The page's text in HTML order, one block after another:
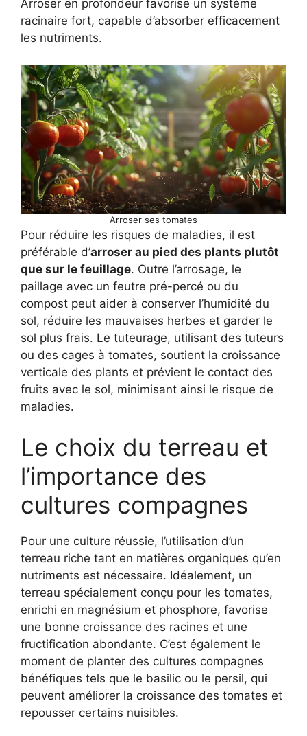
Arroser en profondeur favorise un système
racinaire fort, capable d’absorber efficacement
les nutriments.
Arroser ses tomates
Pour réduire les risques de maladies, il est
préférable d’arroser au pied des plants plutôt
que sur le feuillage. Outre l’arrosage, le
paillage avec un feutre pré-percé ou du
compost peut aider à conserver l’humidité du
sol, réduire les mauvaises herbes et garder le
sol plus frais. Le tuteurage, utilisant des tuteurs
ou des cages à tomates, soutient la croissance
verticale des plants et prévient le contact des
fruits avec le sol, minimisant ainsi le risque de
maladies.
Le choix du terreau et
l’importance des
cultures compagnes
Pour une culture réussie, l’utilisation d’un
terreau riche tant en matières organiques qu’en
nutriments est nécessaire. Idéalement, un
terreau spécialement conçu pour les tomates,
enrichi en magnésium et phosphore, favorise
une bonne croissance des racines et une
fructification abondante. C’est également le
moment de planter des cultures compagnes
bénéfiques tels que le basilic ou le persil, qui
peuvent améliorer la croissance des tomates et
repousser certains nuisibles.